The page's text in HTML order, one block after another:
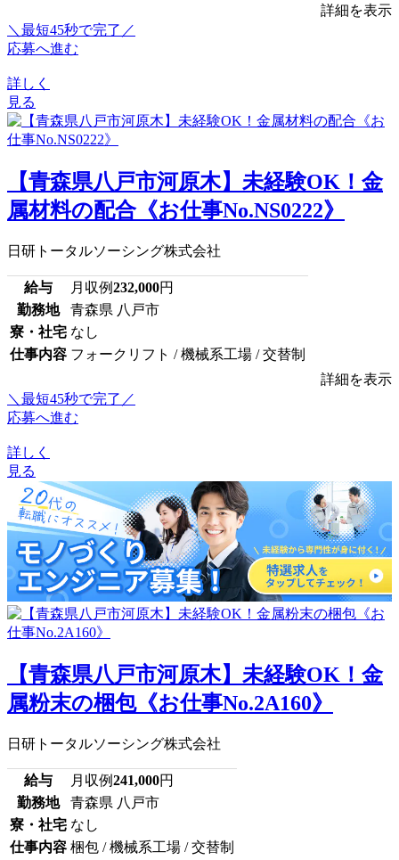
詳細を表示
＼最短45秒で完了／
応募へ進む
詳しく
見る
【青森県八戸市河原木】未経験OK！金
属材料の配合《お仕事No.NS0222》
日研トータルソーシング株式会社
給与 月収例232,000円
勤務地
青森県 八戸市
寮・社宅 なし
仕事内容 フォークリフト / 機械系工場 / 交替制
詳細を表示
＼最短45秒で完了／
応募へ進む
詳しく
見る
【青森県八戸市河原木】未経験OK！金
属粉末の梱包《お仕事No.2A160》
日研トータルソーシング株式会社
給与 月収例241,000円
勤務地
青森県 八戸市
寮・社宅 なし
仕事内容 梱包 / 機械系工場 / 交替制